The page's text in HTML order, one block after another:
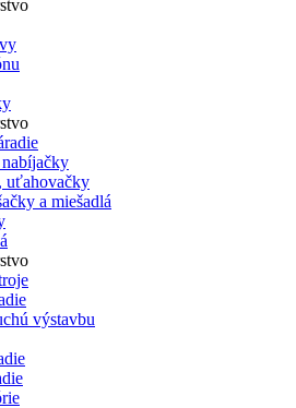
uťahovačky
a miešadlá
výstavbu